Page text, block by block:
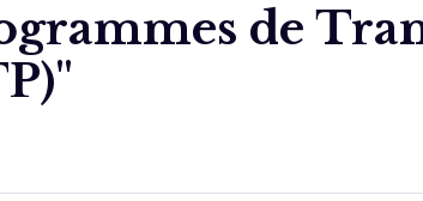
de